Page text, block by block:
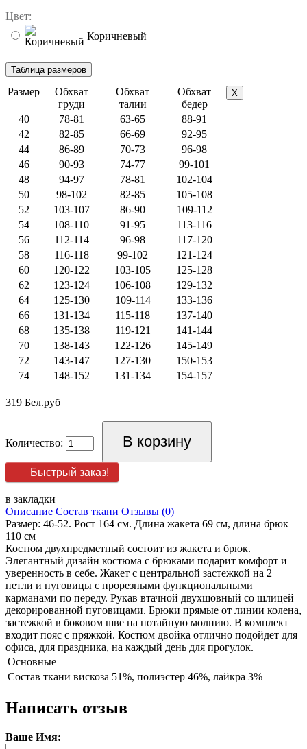
Цвет:
Коричневый
Размер
Обхват
груди
Обхват
талии
Обхват
бедер
X
40 78-81 63-65
88-91
42
82-85 66-69
92-95
44
86-89 70-73
96-98
46
90-93 74-77
99-101
48
94-97 78-81
102-104
50
98-102 82-85
105-108
52
103-107 86-90
109-112
54
108-110 91-95
113-116
56
112-114 96-98
117-120
58
116-118 99-102
121-124
60
120-122 103-105
125-128
62
123-124 106-108
129-132
64
125-130 109-114
133-136
66
131-134 115-118
137-140
68
135-138 119-121
141-144
70
138-143 122-126
145-149
72
143-147 127-130
150-153
74
148-152 131-134 154-157
319 Бел.руб
Количество:
Быстрый заказ!
в закладки
Описание Состав ткани Отзывы (0)
Размер: 46-52. Рост 164 см. Длина жакета 69 см, длина брюк
110 см
Костюм двухпредметный состоит из жакета и брюк.
Элегантный дизайн костюма с брюками подарит комфорт и
уверенность в себе. Жакет с центральной застежкой на 2
петли и пуговицы с прорезными функциональными
карманами по переду. Рукав втачной двухшовный со шлицей
декорированной пуговицами. Брюки прямые от линии колена,
застежкой в боковом шве на потайную молнию. В комплект
входит пояс с пряжкой. Костюм двойка отлично подойдет для
офиса, для праздника, на каждый день для прогулок.
Основные
Состав ткани вискоза 51%, полиэстер 46%, лайкра 3%
Написать отзыв
Ваше Имя: